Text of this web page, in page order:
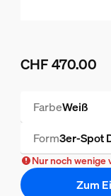
CHF 470.00
FarbeWeiß
Form3er-Spot
Nur noch wenige
Zum